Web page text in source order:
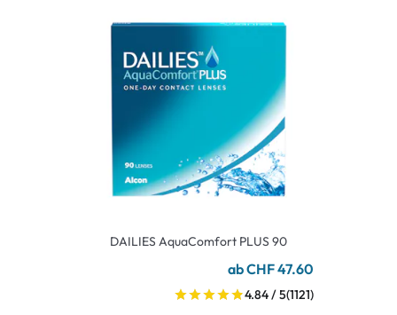
DAILIES AquaComfort PLUS 90
ab CHF 47.60
4.84 / 5(1121)